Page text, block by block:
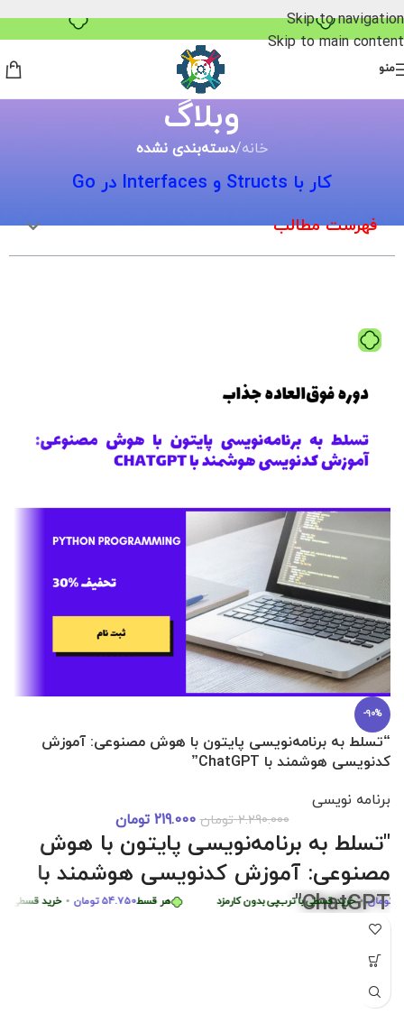
خرید قسطی با ترب‌پی
Skip to navigation
Skip to main content
منو
وبلاگ
خانه/دسته‌بندی نشده
کار با Structs و Interfaces در Go
فهرست مطالب
هر قسط 54.750 تومان • خرید قسطی با • خرید قسطی با ترب‌پی بدون کارمزد
-90%
“تسلط به برنامه‌نویسی پایتون با هوش مصنوعی: آموزش
کدنویسی هوشمند با ChatGPT”
برنامه نویسی
2.290.000 تومان 219.000 تومان
"تسلط به برنامه‌نویسی پایتون با هوش
مصنوعی: آموزش کدنویسی هوشمند با
ChatGPT"
"با شرکت در این دوره جامع و کاربردی، به راحتی مهارت‌های
برنامه‌نویسی پایتون را از سطح مبتدی تا پیشرفته با کمک هوش
آموزشی، شما را قادر می‌سازد تا به سرعت الگوریتم‌های پیچیده را
خرید قسطی با ترب‌پی بدون کارمزد
هر قسط449.975تومان • خرید قسطی با ترب‌پی بدون کارمزد